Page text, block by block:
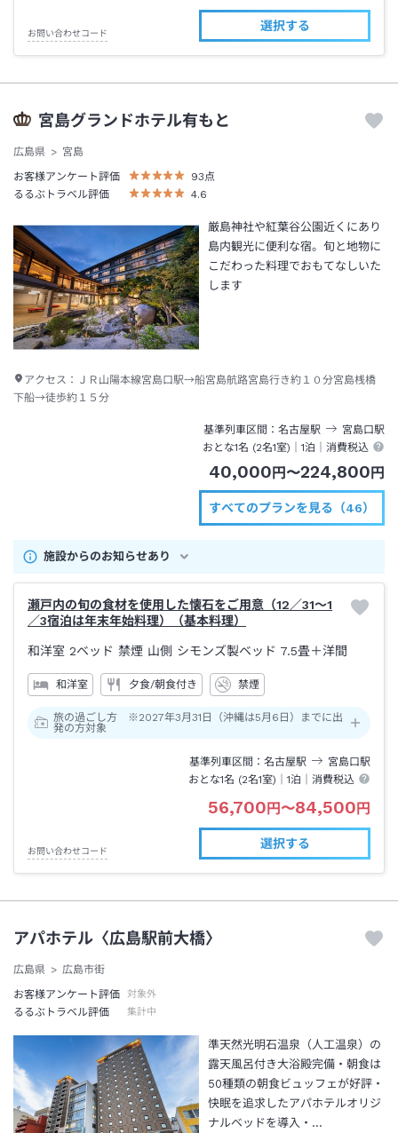
お問い合わせコード
選択する
宮島グランドホテル有もと
広島県
宮島
お客様アンケート評価
93点
るるぶトラベル評価
4.6
厳島神社や紅葉谷公園近くにあり
島内観光に便利な宿。旬と地物に
こだわった料理でおもてなしいた
します
アクセス： ＪＲ山陽本線宮島口駅→船宮島航路宮島行き約１０分宮島桟橋
下船→徒歩約１５分
基準列車区間 名古屋駅 宮島口駅
おとな1名 (2名1室)｜1泊 ｜消費税込
40,000円〜224,800円
すべてのプランを見る（46）
施設からのお知らせあり
瀬戸内の旬の食材を使用した懐石をご用意（12／31～1
／3宿泊は年末年始料理）（基本料理）
和洋室 2ベッド 禁煙 山側 シモンズ製ベッド 7.5畳＋洋間
和洋室 夕食/朝食付き 禁煙
旅の過ごし方 ※2027年3月31日（沖縄は5月6日）までに出
発の方対象
基準列車区間 名古屋駅 宮島口駅
おとな1名 (2名1室)｜1泊 ｜消費税込
56,700円〜84,500円
お問い合わせコード
選択する
アパホテル〈広島駅前大橋〉
広島県
広島市街
お客様アンケート評価
対象外
るるぶトラベル評価 集計中
準天然光明石温泉（人工温泉）の
露天風呂付き大浴殿完備・朝食は
50種類の朝食ビュッフェが好評・
快眠を追求したアパホテルオリジ
ナルベッドを導入・…